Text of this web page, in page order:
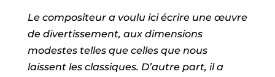
Le compositeur a voulu ici écrire une œuvre
de divertissement, aux dimensions
modestes telles que celles que nous
laissent les classiques. D’autre part, il a